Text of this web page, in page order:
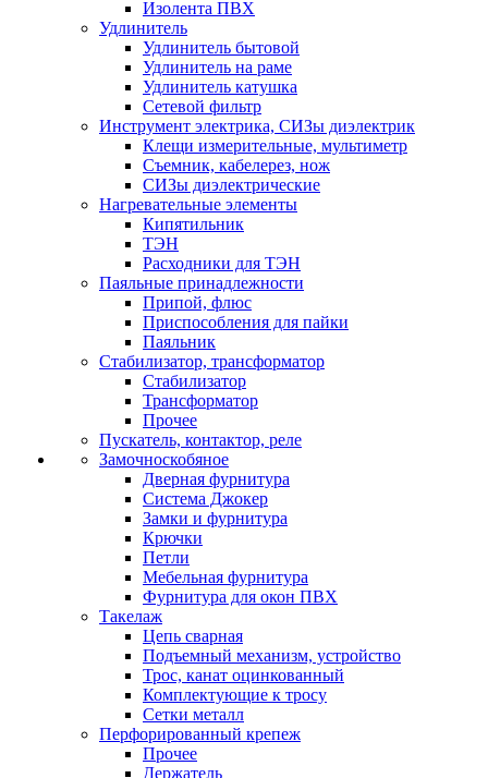
Изолента ПВХ
Удлинитель
Удлинитель бытовой
Удлинитель на раме
Удлинитель катушка
Сетевой фильтр
Инструмент электрика, СИЗы диэлектрик
Клещи измерительные, мультиметр
Съемник, кабелерез, нож
СИЗы диэлектрические
Нагревательные элементы
Кипятильник
ТЭН
Расходники для ТЭН
Паяльные принадлежности
Припой, флюс
Приспособления для пайки
Паяльник
Стабилизатор, трансформатор
Стабилизатор
Трансформатор
Прочее
Пускатель, контактор, реле
Замочноскобяное
Дверная фурнитура
Система Джокер
Замки и фурнитура
Крючки
Петли
Мебельная фурнитура
Фурнитура для окон ПВХ
Такелаж
Цепь сварная
Подъемный механизм, устройство
Трос, канат оцинкованный
Комплектующие к тросу
Сетки металл
Перфорированный крепеж
Прочее
Держатель